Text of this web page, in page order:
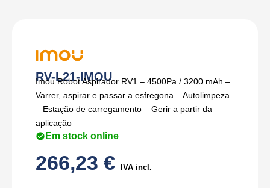
RV-L21-IMOU
Imou Robot Aspirador RV1 – 4500Pa / 3200 mAh –
Varrer, aspirar e passar a esfregona – Autolimpeza
– Estação de carregamento – Gerir a partir da
aplicação
Em stock online
266,23 € IVA incl.